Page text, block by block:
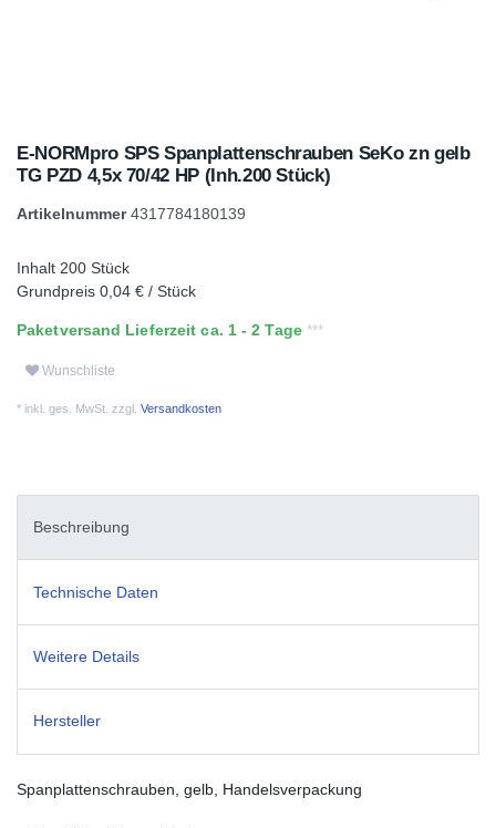
E-NORMpro SPS Spanplattenschrauben SeKo zn gelb
TG PZD 4,5x 70/42 HP (Inh.200 Stück)
Artikelnummer4317784180139
Inhalt 200 Stück
Grundpreis 0,04 € / Stück
Paketversand Lieferzeit ca. 1 - 2 Tage
Wunschliste
* inkl. ges. MwSt. zzgl. Versandkosten
Beschreibung
Technische Daten
Weitere Details
Hersteller
Spanplattenschrauben, gelb, Handelsverpackung